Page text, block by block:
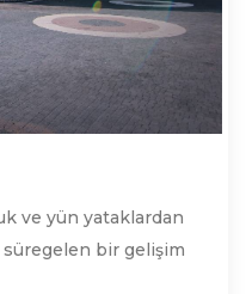
ve yün yataklardan
bir gelişim